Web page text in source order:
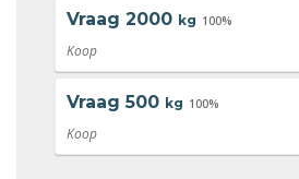
Vraag 2000 kg 100%
Koop
Vraag 500 kg 100%
Koop